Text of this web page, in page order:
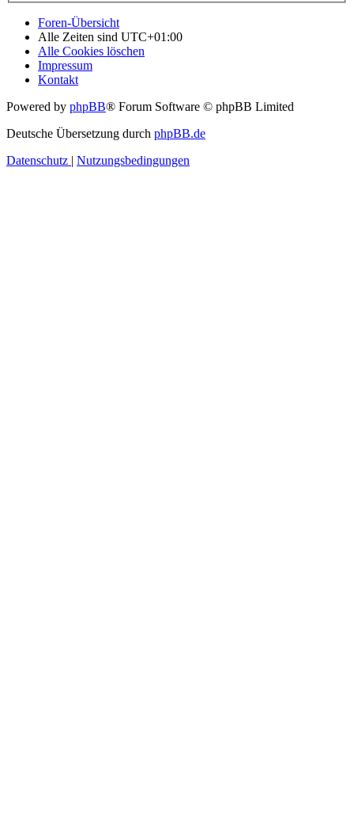
Foren-Übersicht
Alle Zeiten sind UTC+01:00
Alle Cookies löschen
Impressum
Kontakt
Powered by phpBB® Forum Software © phpBB Limited
Deutsche Übersetzung durch phpBB.de
Datenschutz
Nutzungsbedingungen